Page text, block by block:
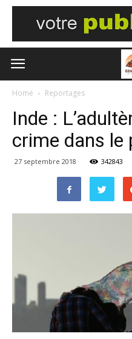
Home Reportages
Inde :
crime dans le
27 septembre 2018 342843